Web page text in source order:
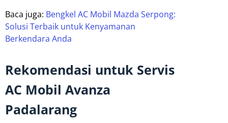
Baca juga: Bengkel AC Mobil Mazda Serpong:
Solusi Terbaik untuk Kenyamanan
Berkendara Anda
Rekomendasi untuk Servis
AC Mobil Avanza
Padalarang